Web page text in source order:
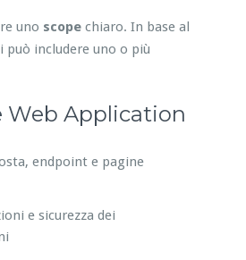
uno scopechiaro. In base al
può includere uno o più
Web Application
endpoint e pagine
e sicurezza dei